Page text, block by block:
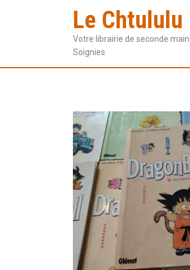
Le Chtululu
Votre librairie de seconde main
Soignies